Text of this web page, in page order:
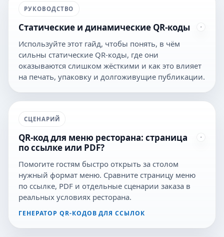
РУКОВОДСТВО
Статические и динамические QR-коды
Используйте этот гайд, чтобы понять, в чём
сильны статические QR-коды, где они
оказываются слишком жёсткими и как это влияет
на печать, упаковку и долгоживущие публикации.
СЦЕНАРИЙ
QR-код для меню ресторана: страница
по ссылке или PDF?
Помогите гостям быстро открыть за столом
нужный формат меню. Сравните страницу меню
по ссылке, PDF и отдельные сценарии заказа в
реальных условиях ресторана.
ГЕНЕРАТОР QR-КОДОВ ДЛЯ ССЫЛОК